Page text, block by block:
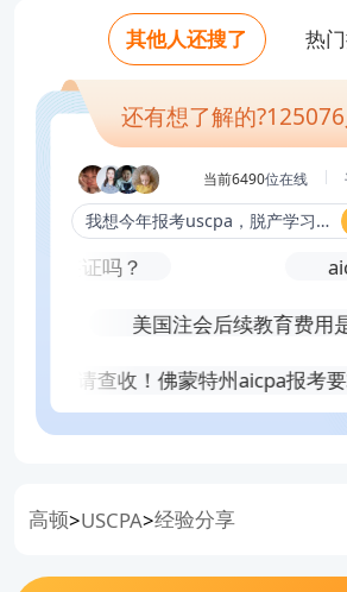
不会太迟？
老师好，美国注册会计师通过率是多
作吗？
老师好，考出美国注册会计师的难度相
于考进什么大学？
老师好，美国注册会计师考试科目几
完？
老师好，uscpa工资一般是多少钱？
老师好，uscpa美国注册会计师年
多少？
老师好，美国注册会计师工资待
老师好，uscpa考下来大概费
老师好，uscpa证书一年挣多
老师好，考出美国注册会
于考进什么大学？
其他人还搜了 热
还有想了解的?125076
当前6490位在线
我想今年报考uscpa，脱产学习，先考哪科合适？
工作签证吗？
美国注会后续教育费用是
请查收！佛蒙特州aicpa报考要
高顿>USCPA>经验分享